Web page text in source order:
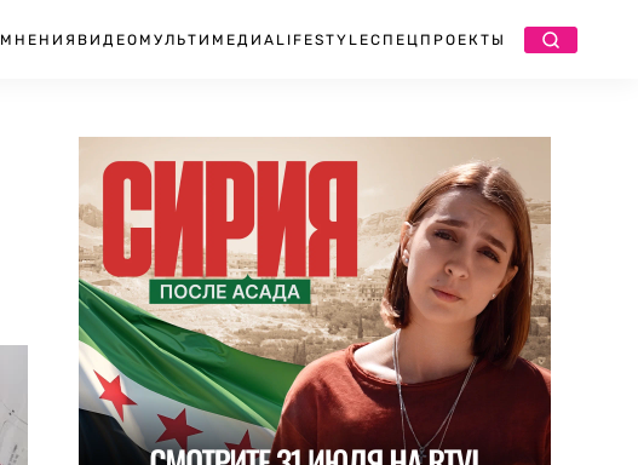
МНЕНИЯ ВИДЕО МУЛЬТИМЕДИА LIFESTYLEСПЕЦПРОЕКТЫ